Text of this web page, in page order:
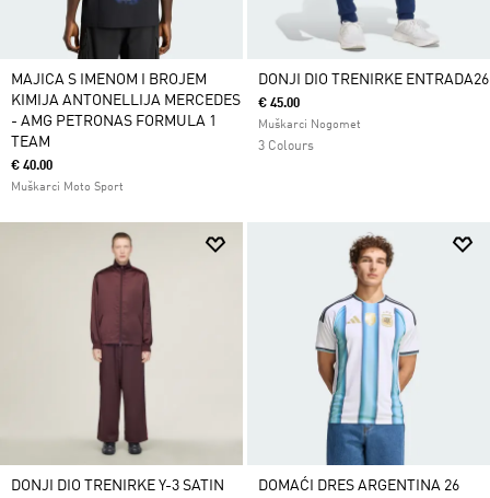
MAJICA S IMENOM I BROJEM
KIMIJA ANTONELLIJA MERCEDES
- AMG PETRONAS FORMULA 1
TEAM
€ 40.00
Muškarci Moto Sport
DONJI DIO TRENIRKE ENTRADA26
€ 45.00
Muškarci Nogomet
3 Colours
DONJI DIO TRENIRKE Y-3 SATIN
DOMAĆI DRES ARGENTINA 26